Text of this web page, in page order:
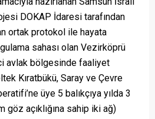
DOKAP İdaresi tarafından
ortak protokol ile hayata
sahası olan Vezirköprü
avlak bölgesinde faaliyet
Kıratbükü, Saray ve Çevre
üye 5 balıkçıya yılda 3
açıklığına sahip iki ağ)